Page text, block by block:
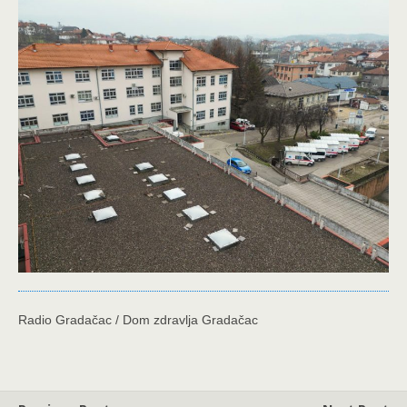
Radio Gradačac / Dom zdravlja Gradačac